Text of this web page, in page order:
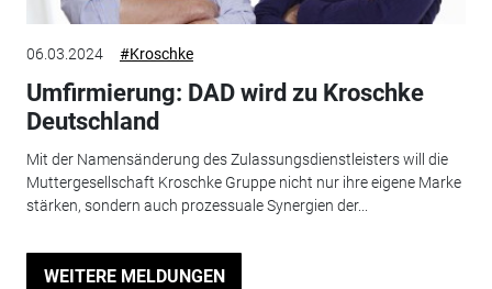
06.03.2024 #Kroschke
Umfirmierung: DAD wird zu Kroschke
Deutschland
Mit der Namensänderung des Zulassungsdienstleisters will die
Muttergesellschaft Kroschke Gruppe nicht nur ihre eigene Marke
stärken, sondern auch prozessuale Synergien der...
WEITERE MELDUNGEN